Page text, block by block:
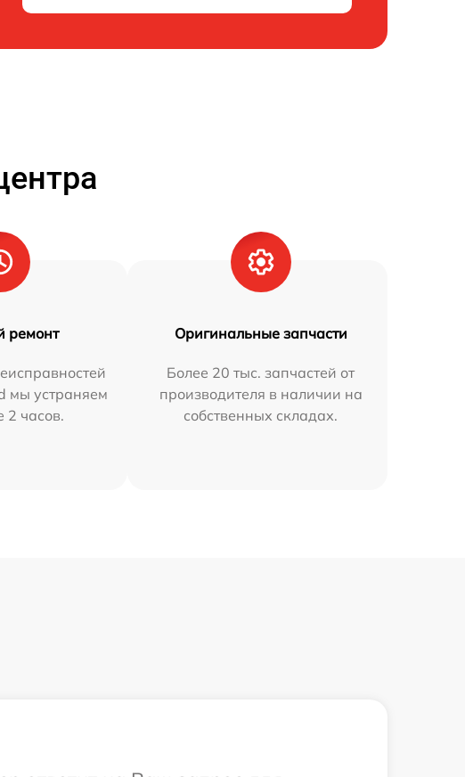
ремонт
мы устраняем
2 часов.
Оригинальные запчасти
Более 20 тыс. запчастей от
производителя в наличии на
собственных складах.